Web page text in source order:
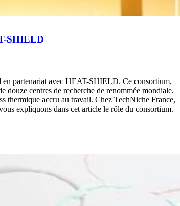
SHIELD
partenariat avec HEAT-SHIELD. Ce consortium,
douze centres de recherche de renommée mondiale,
thermique accru au travail. Chez TechNiche France,
expliquons dans cet article le rôle du consortium.